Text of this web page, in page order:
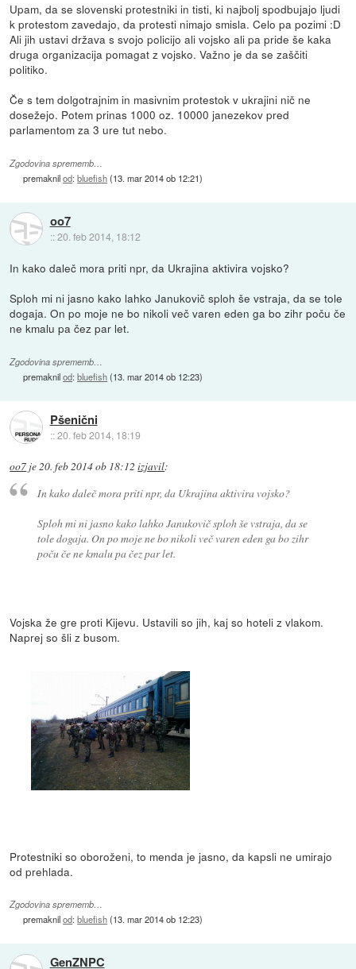
Upam, da se slovenski protestniki in tisti, ki najbolj spodbujajo ljudi
k protestom zavedajo, da protesti nimajo smisla. Celo pa pozimi :D
Ali jih ustavi država s svojo policijo ali vojsko ali pa pride še kaka
druga organizacija pomagat z vojsko. Važno je da se zaščiti
politiko.
Če s tem dolgotrajnim in masivnim protestok v ukrajini nič ne
dosežejo. Potem prinas 1000 oz. 10000 janezekov pred
parlamentom za 3 ure tut nebo.
Zgodovina sprememb…
premaknilod:bluefish(13. mar 2014 ob 12:21)
oo7
::20. feb 2014, 18:12
In kako daleč mora priti npr, da Ukrajina aktivira vojsko?
Sploh mi ni jasno kako lahko Janukovič sploh še vstraja, da se tole
dogaja. On po moje ne bo nikoli več varen eden ga bo zihr poču če
ne kmalu pa čez par let.
Zgodovina sprememb…
premaknilod:bluefish(13. mar 2014 ob 12:23)
Pšenični
::20. feb 2014, 18:19
oo7 je20. feb 2014 ob 18:12 izjavil:
In kako daleč mora priti npr, da Ukrajina aktivira vojsko?
Sploh mi ni jasno kako lahko Janukovič sploh še vstraja, da se
tole dogaja. On po moje ne bo nikoli več varen eden ga bo zihr
poču če ne kmalu pa čez par let.
Vojska že gre proti Kijevu. Ustavili so jih, kaj so hoteli z vlakom.
Naprej so šli z busom.
Protestniki so oboroženi, to menda je jasno, da kapsli ne umirajo
od prehlada.
Zgodovina sprememb…
premaknilod:bluefish(13. mar 2014 ob 12:23)
GenZNPC